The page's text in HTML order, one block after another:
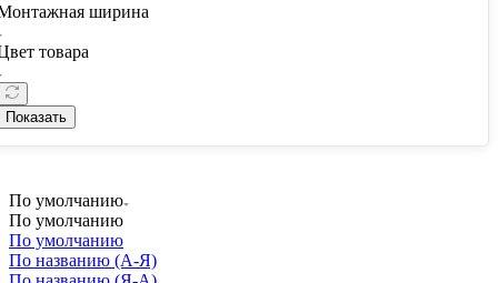
ширина
товара
Показать
По умолчанию
По умолчанию
По умолчанию
По названию (А-Я)